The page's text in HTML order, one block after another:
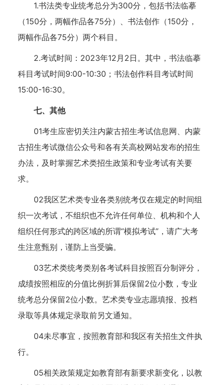
1.书法类专业统考总分为300分，包括书法临摹
（150分，两幅作品各75分）、书法创作（150分，
两幅作品各75分）两个科目。
2.考试时间：2023年12月2日。其中，书法临摹
科目考试时间9:00-10:30；书法创作科目考试时间
15:00-16:30。
七、其他
01考生应密切关注内蒙古招生考试信息网、内蒙
古招生考试微信公众号和各有关高校网站发布的招生
办法，及时掌握艺术类招生政策和专业考试有关要
求。
02我区艺术类专业各类别统考仅在规定的时间组
织一次考试，不组织也不允许任何单位、机构和个人
组织任何形式的跨区域的所谓“模拟考试”，请广大考
生注意甄别，谨防上当受骗。
03艺术类统考类别各考试科目按照百分制评分，
成绩按照相应的分值比例折算后保留2位小数，专业
统考总分保留2位小数。艺术类专业志愿填报、投档
录取等具体规定录取前另文通知。
04未尽事宜，按照教育部和我区有关招生文件执
行。
05相关政策规定如教育部有新要求新变化，以教